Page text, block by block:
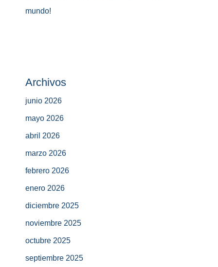
mundo!
Archivos
junio 2026
mayo 2026
abril 2026
marzo 2026
febrero 2026
enero 2026
diciembre 2025
noviembre 2025
octubre 2025
septiembre 2025